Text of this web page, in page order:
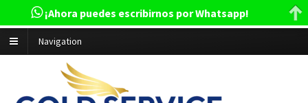
Navigation
¡Ahora puedes escribirnos por Whatsapp!